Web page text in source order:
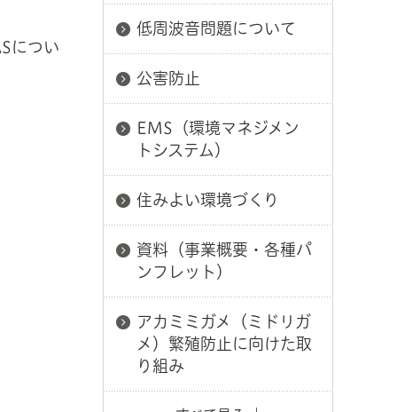
につい
低周波音問題について
公害防止
EMS（環境マネジメン
トシステム）
住みよい環境づくり
資料（事業概要・各種パ
ンフレット）
アカミミガメ（ミドリガ
メ）繁殖防止に向けた取
り組み